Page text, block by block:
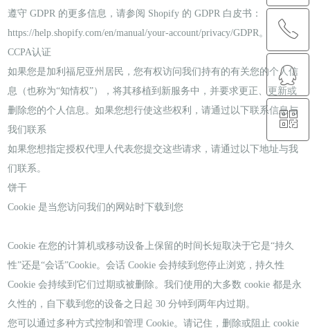
遵守 GDPR 的更多信息，请参阅 Shopify 的 GDPR 白皮书：
https://help.shopify.com/en/manual/your-account/privacy/GDPR。
CCPA认证
如果您是加利福尼亚州居民，您有权访问我们持有的有关您的个人信
息（也称为“知情权”），将其移植到新服务中，并要求更正、更新或
删除您的个人信息。如果您想行使这些权利，请通过以下联系信息与
我们联系
如果您想指定授权代理人代表您提交这些请求，请通过以下地址与我
们联系。
饼干
Cookie 是当您访问我们的网站时下载到您
Cookie 在您的计算机或移动设备上保留的时间长短取决于它是“持久
性”还是“会话”Cookie。会话 Cookie 会持续到您停止浏览，持久性
Cookie 会持续到它们过期或被删除。我们使用的大多数 cookie 都是永
久性的，自下载到您的设备之日起 30 分钟到两年内过期。
您可以通过多种方式控制和管理 Cookie。请记住，删除或阻止 cookie
回到顶部
ꂅ
88888888
ꁗ
QQ客服
ꀥ